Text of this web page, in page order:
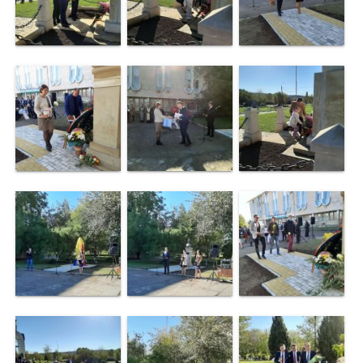
de
Activitatea
consiliului
Deciziile
consiliului
Regulamentul
consiliului
Ședințele
Consiliului